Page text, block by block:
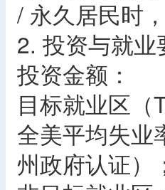
/ 永久居民时
2. 投资与就
投资金额：
目标就业区（
全美平均失业
州政府认证）